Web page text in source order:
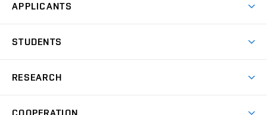
APPLICANTS
Programmes in English
STUDENTS
Courses
RESEARCH